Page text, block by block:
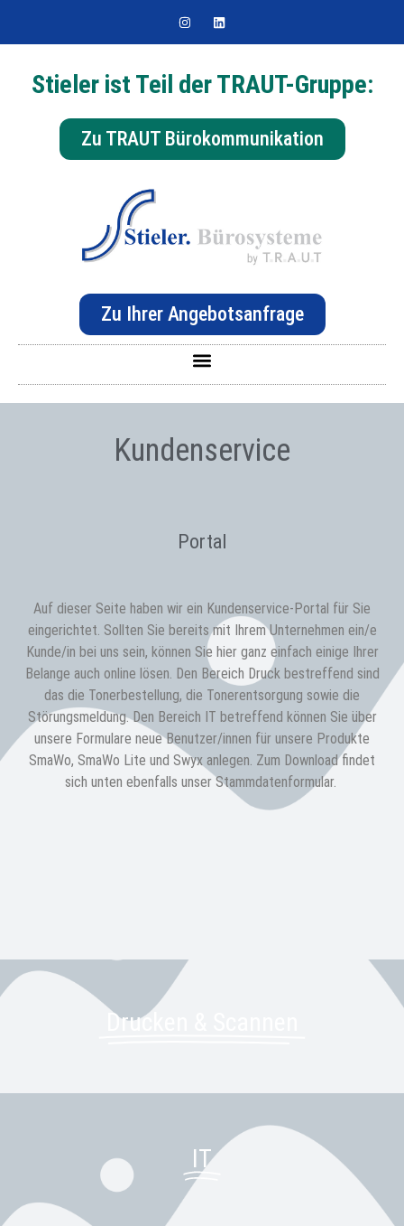
Stieler ist Teil der TRAUT-Gruppe:
Zu TRAUT Bürokommunikation
Zu Ihrer Angebotsanfrage
Kundenservice
Portal
Auf dieser Seite haben wir ein Kundenservice-Portal für Sie
eingerichtet. Sollten Sie bereits mit Ihrem Unternehmen ein/e
Kunde/in bei uns sein, können Sie hier ganz einfach einige Ihrer
Belange auch online lösen. Den Bereich Druck bestreffend sind
das die Tonerbestellung, die Tonerentsorgung sowie die
Störungsmeldung. Den Bereich IT betreffend können Sie über
unsere Formulare neue Benutzer/innen für unsere Produkte
SmaWo, SmaWo Lite und Swyx anlegen. Zum Download findet
sich unten ebenfalls unser Stammdatenformular.
Drucken & Scannen
IT